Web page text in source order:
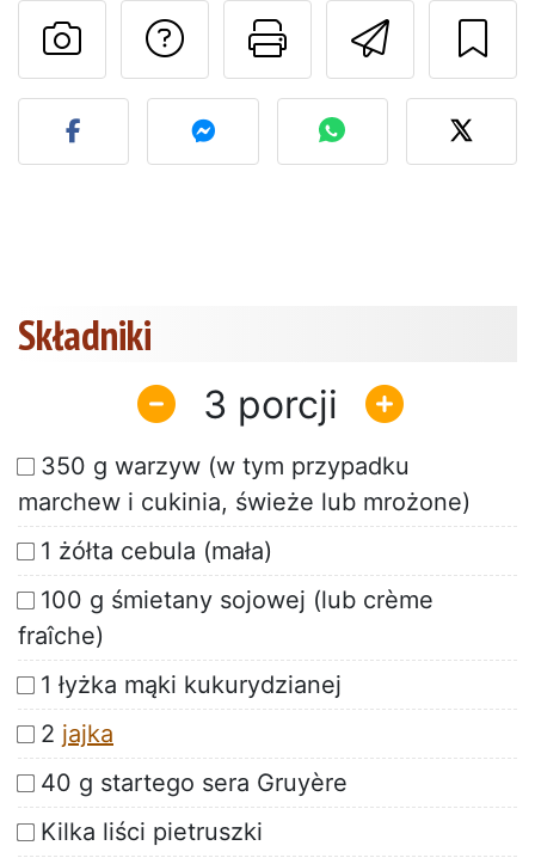
Wyślij
Drukuj stronę
Zadaj pytanie
Opublikuj zdjęcie tego
Składniki
3
350 g warzyw (w tym przypadku
marchew i cukinia, świeże lub mrożone)
1 żółta cebula (mała)
100 g śmietany sojowej (lub crème
fraîche)
1 łyżka mąki kukurydzianej
2 jajka
40 g startego sera Gruyère
Kilka liści pietruszki